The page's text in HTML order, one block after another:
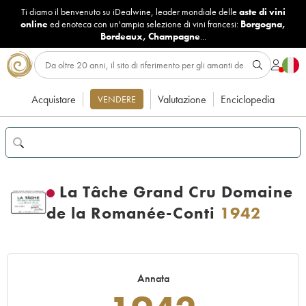
Ti diamo il benvenuto su iDealwine, leader mondiale delle aste di vini
onlineed enoteca con un'ampia selezione di vini francesi: Borgogna,
Bordeaux, Champagne...
Acquistare VENDERE Valutazione Enciclopedia
La Tâche Grand Cru Domaine
de la Romanée-Conti 1942
Annata